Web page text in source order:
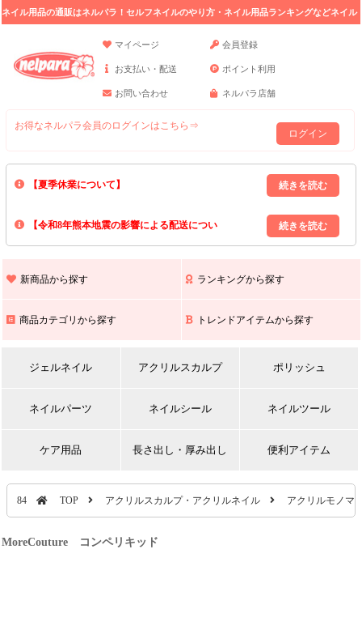
ネイル用品の通販はネルパラ！セルフネイルのやり方・ネイル用品ランキングなどネイル
マイページ
会員登録
お支払い・配送 ポイント利用
お問い合わせ ネルパラ店舗
お得なネルパラ会員のログインはこちら⇒
ログイン
【夏季休業について】
8/13(木)～8/16(日)の間｢出荷業務・お問い合わせ業務｣はお休みいたしま
上記期間中のご注文・お問い合わせは8/17(月)以降の対応となりますので
【令和8年熊本地震の影響による配送につい
また､ 九州全域でお荷物のお届けに遅延が生じております｡
新商品から探す ランキングから探す
商品カテゴリから探す トレンドアイテムから探す
ジェルネイル アクリルスカルプ ポリッシュ
ネイルパーツ ネイルシール ネイルツール
ケア用品 長さ出し・厚み出し 便利アイテム
84 TOP アクリルスカルプ・アクリルネイル アクリルモノマ
MoreCouture コンペリキッド